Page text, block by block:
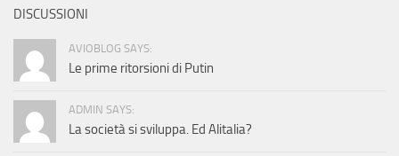
DISCUSSIONI
AVIOBLOG SAYS:
Le prime ritorsioni di Putin
ADMIN SAYS:
La società si sviluppa. Ed Alitalia?